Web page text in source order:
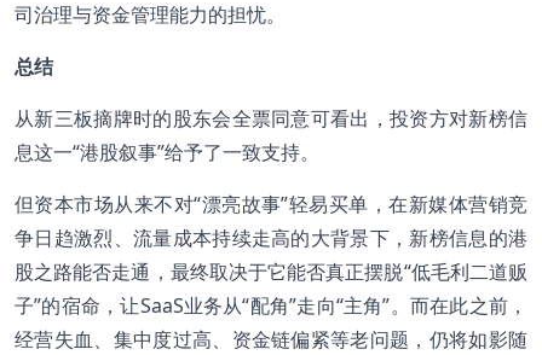
司治理与资金管理能力的担忧。
总结
从新三板摘牌时的股东会全票同意可看出，投资方对新榜信
息这一“港股叙事”给予了一致支持。
但资本市场从来不对“漂亮故事”轻易买单，在新媒体营销竞
争日趋激烈、流量成本持续走高的大背景下，新榜信息的港
股之路能否走通，最终取决于它能否真正摆脱“低毛利二道贩
子”的宿命，让SaaS业务从“配角”走向“主角”。而在此之前，
经营失血、集中度过高、资金链偏紧等老问题，仍将如影随